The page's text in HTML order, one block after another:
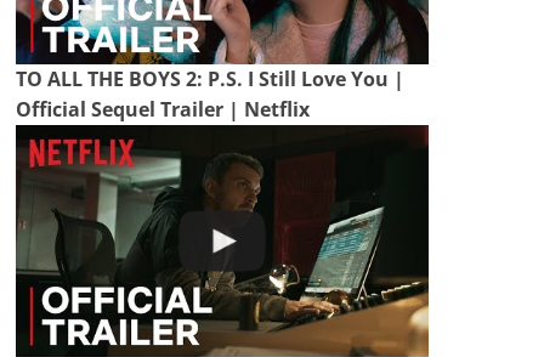
TO ALL THE BOYS 2: P.S. I Still Love You |
Official Sequel Trailer | Netflix